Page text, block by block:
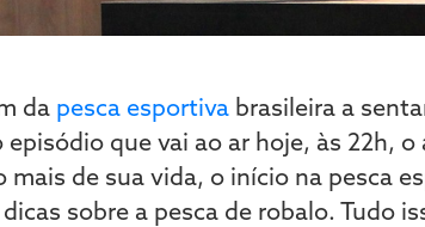
da pesca esportiva brasileira a
episódio que vai ao ar hoje, às 22h,
de sua vida, o início na pesca
sobre a pesca de robalo. Tudo